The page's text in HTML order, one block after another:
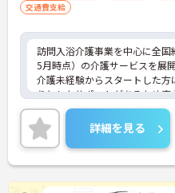
交通費支給
訪問入浴介護事業を中心に全
5月時点）の介護サービスを展
介護未経験からスタートした
りとしたサポートがあるため
けます。お風呂に入れなくて困
差し伸べてあげられるとてもや
です。ご興味ある方には、面接
さらに詳細をお話しいたしま
ください！
詳細を見る